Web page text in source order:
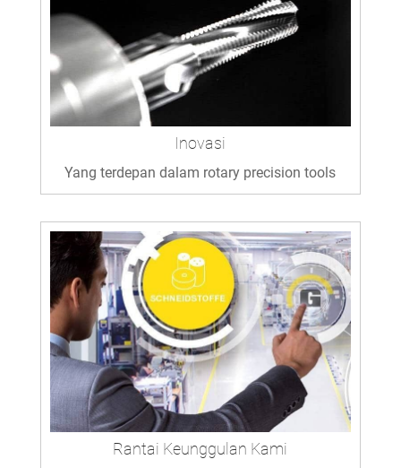
Inovasi
Yang terdepan dalam rotary precision tools
Rantai Keunggulan Kami